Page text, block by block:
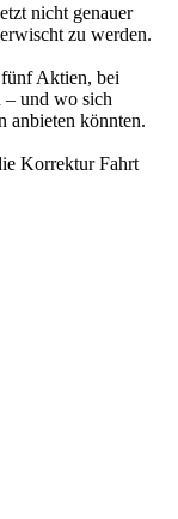
nicht genauer
zu werden.
Aktien, bei
– und wo sich
anbieten könnten.
Korrektur Fahrt